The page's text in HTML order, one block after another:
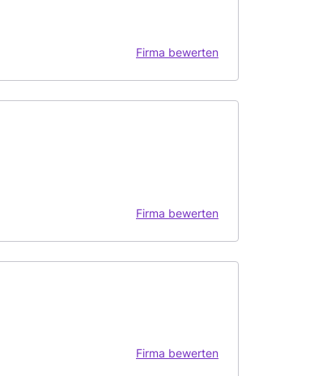
Firma bewerten
Firma bewerten
Firma bewerten